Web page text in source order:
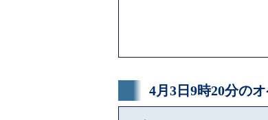
4月3日9時20分の